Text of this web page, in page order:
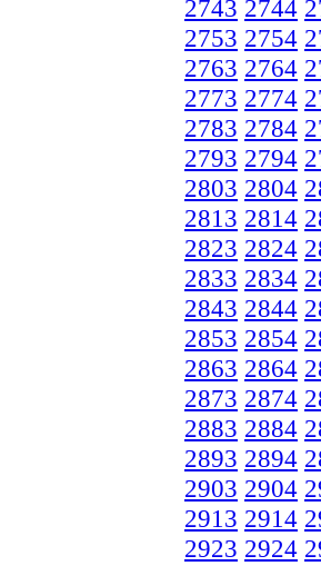
2743 2744
2753 2754
2763 2764
2773 2774
2783 2784
2793 2794
2803 2804
2813 2814
2823 2824
2833 2834
2843 2844
2853 2854
2863 2864
2873 2874
2883 2884
2893 2894
2903 2904
2913 2914
2923 2924